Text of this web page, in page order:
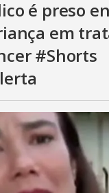
é preso
em
#Shorts